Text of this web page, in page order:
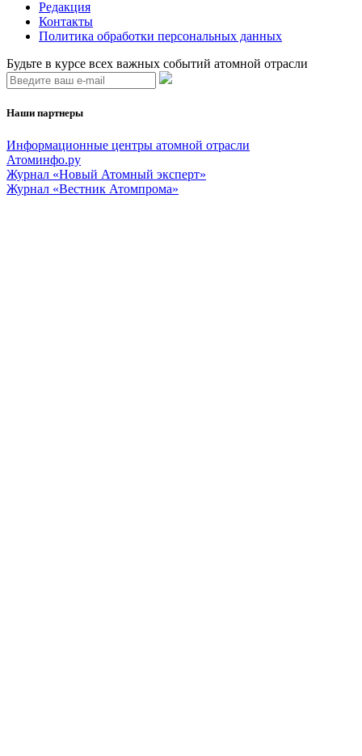
Редакция
Контакты
Политика обработки персональных данных
Будьте в курсе всех важных событий атомной отрасли
Наши партнеры
Информационные центры атомной отрасли
Атоминфо.ру
Журнал «Новый Атомный эксперт»
Журнал «Вестник Атомпрома»